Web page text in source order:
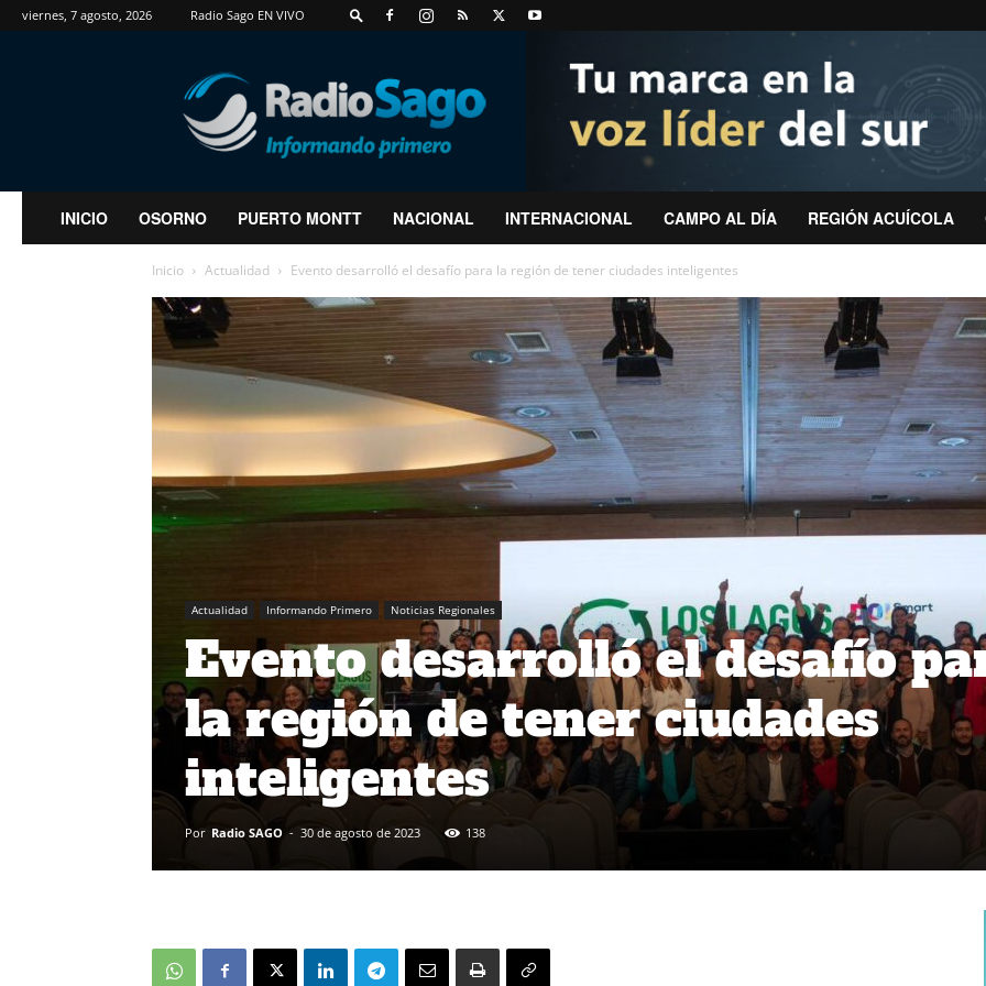
viernes, 7 agosto, 2026 Radio Sago EN VIVO
RadioSago
INICIO OSORNO PUERTO MONTT NACIONAL INTERNACIONAL CAMPO AL DÍA REGIÓN ACUÍCOLA
Inicio Actualidad Evento desarrolló el desafío para la región de tener ciudades inteligentes
Actualidad Informando Primero Noticias Regionales
Evento desarrolló el desafío
la región de tener ciudades
inteligentes
Por Radio SAGO - 30 de agosto de 2023 138